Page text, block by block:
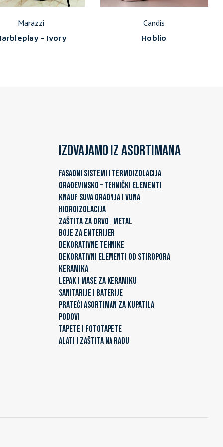
Marazzi
- Ivory
Candis
Hoblio
Izdvajamo iz asortimana
FASADNI SISTEMI I TERMOIZOLACIJA
GRAĐEVINSKO – TEHNIČKI ELEMENTI
KNAUF SUVA GRADNJA I VUNA
HIDROIZOLACIJA
ZAŠTITA ZA DRVO I METAL
BOJE ZA ENTERIJER
DEKORATIVNE TEHNIKE
DEKORATIVNI ELEMENTI OD STIROPORA
KERAMIKA
LEPAK I MASE ZA KERAMIKU
SANITARIJE I BATERIJE
PRATEĆI ASORTIMAN ZA KUPATILA
PODOVI
TAPETE I FOTOTAPETE
ALATI I ZAŠTITA NA RADU